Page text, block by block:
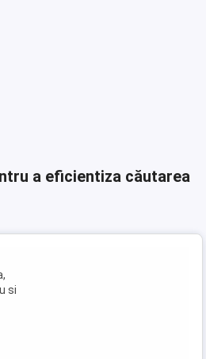
a eficientiza căutarea
si